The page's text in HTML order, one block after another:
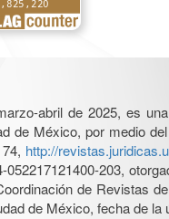
abril de 2025, es
de México, por medio
http://
203,
de Revistas
de México, fecha de